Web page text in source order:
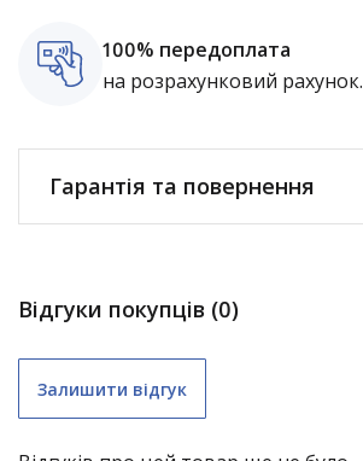
100% передоплата
на розрахунковий рахунок.
Гарантія та повернення
Відгуки покупців (0)
Залишити відгук